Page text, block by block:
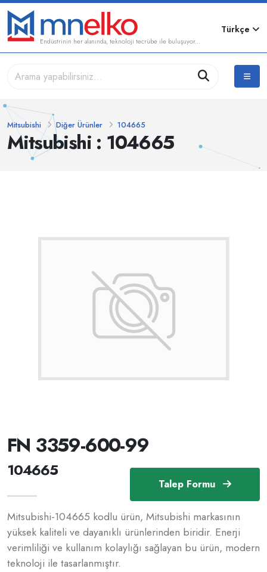
Endüstrinin her alanında, teknoloji tecrübe ile buluşuyor...
Türkçe
Mitsubishi : 104665
Mitsubishi Diğer Ürünler 104665
Talep Formu
FN 3359-600-99
104665
Mitsubishi-104665 kodlu ürün, Mitsubishi markasının
yüksek kaliteli ve dayanıklı ürünlerinden biridir. Enerji
verimliliği ve kullanım kolaylığı sağlayan bu ürün, modern
teknoloji ile tasarlanmıştır.